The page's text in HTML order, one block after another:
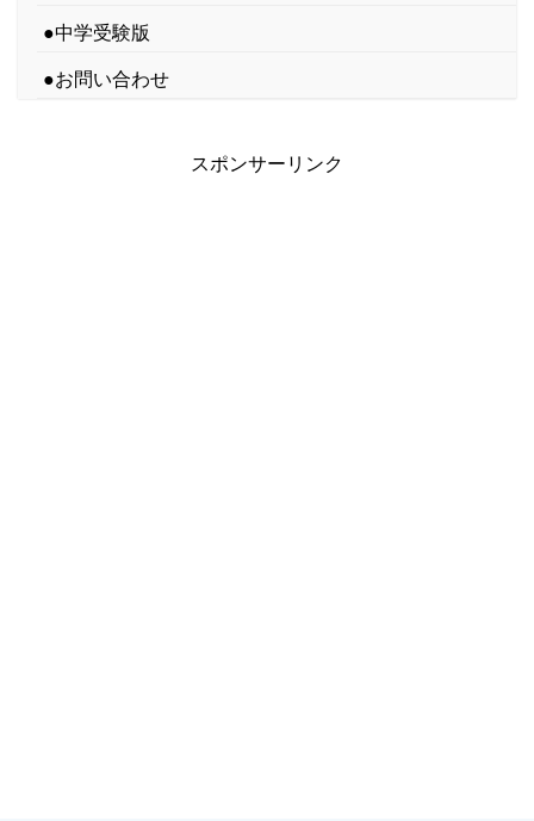
●中学受験版
●お問い合わせ
スポンサーリンク